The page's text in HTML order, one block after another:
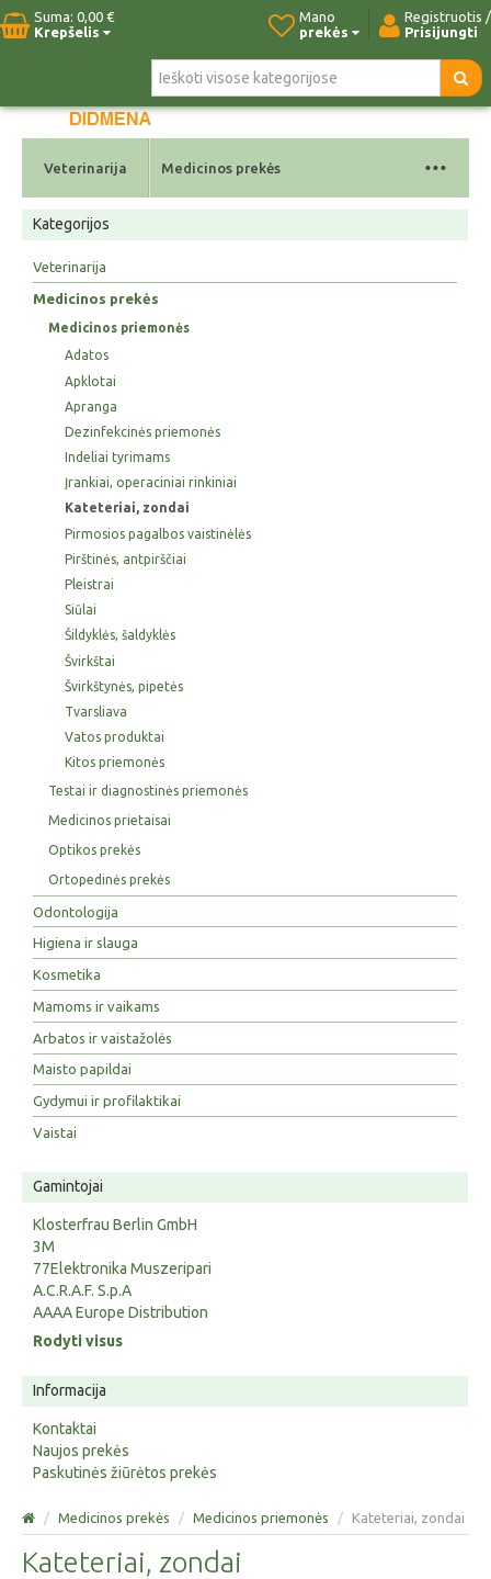
Suma: 0,00 €
Krepšelis
Registruotis /
Prisijungti
Mano
prekės
Pradžia Naujos prekės Kontaktai
Veterinarija Medicinos prekės ...
Kategorijos
Veterinarija
Medicinos prekės
Medicinos priemonės
Adatos
Apklotai
Apranga
Dezinfekcinės priemonės
Indeliai tyrimams
Įrankiai, operaciniai rinkiniai
Kateteriai, zondai
Pirmosios pagalbos vaistinėlės
Pirštinės, antpirščiai
Pleistrai
Siūlai
Šildyklės, šaldyklės
Švirkštai
Švirkštynės, pipetės
Tvarsliava
Vatos produktai
Kitos priemonės
Testai ir diagnostinės priemonės
Medicinos prietaisai
Optikos prekės
Ortopedinės prekės
Odontologija
Higiena ir slauga
Kosmetika
Mamoms ir vaikams
Arbatos ir vaistažolės
Maisto papildai
Gydymui ir profilaktikai
Vaistai
Gamintojai
Klosterfrau Berlin GmbH
3M
77Elektronika Muszeripari
A.C.R.A.F. S.p.A
AAAA Europe Distribution
Rodyti visus
Informacija
Kontaktai
Naujos prekės
Paskutinės žiūrėtos prekės
/ Medicinos prekės / Medicinos priemonės / Kateteriai, zondai
Kateteriai, zondai